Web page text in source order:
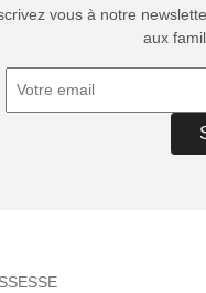
vous à notre
aux